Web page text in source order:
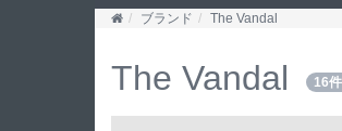
ブランド The Vandal
The Vandal 16